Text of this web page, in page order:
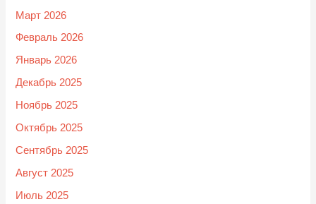
Март 2026
Февраль 2026
Январь 2026
Декабрь 2025
Ноябрь 2025
Октябрь 2025
Сентябрь 2025
Август 2025
Июль 2025